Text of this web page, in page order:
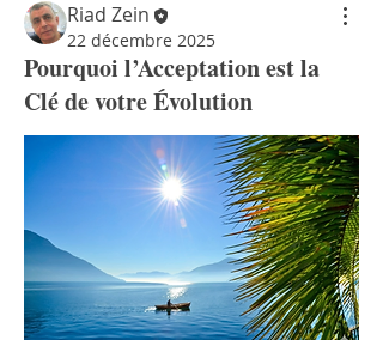
Riad Zein
22 décembre 2025
Pourquoi l’Acceptation est la
Clé de votre Évolution